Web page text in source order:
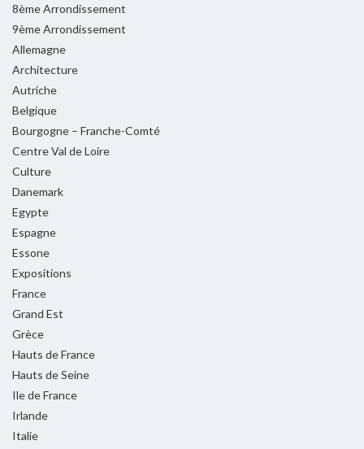
8ème Arrondissement
9ème Arrondissement
Allemagne
Architecture
Autriche
Belgique
Bourgogne – Franche-Comté
Centre Val de Loire
Culture
Danemark
Egypte
Espagne
Essone
Expositions
France
Grand Est
Grèce
Hauts de France
Hauts de Seine
Ile de France
Irlande
Italie